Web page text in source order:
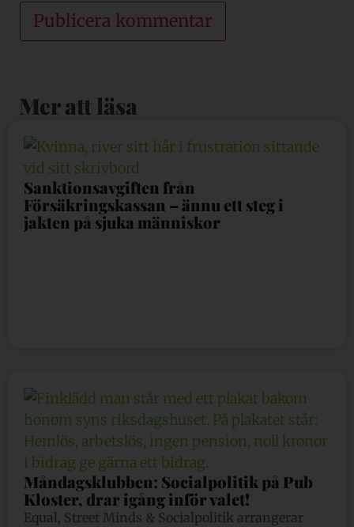
Mer att läsa
Sanktionsavgiften från
Försäkringskassan – ännu ett steg i
jakten på sjuka människor
Måndagsklubben: Socialpolitik på Pub
Kloster, drar igång inför valet!
Equal, Street Minds & Socialpolitik arrangerar